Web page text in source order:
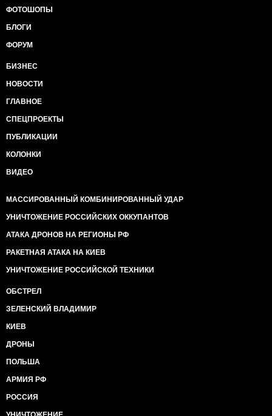
ФОТОШОПЫ
БЛОГИ
ФОРУМ
БИЗНЕС
НОВОСТИ
ГЛАВНОЕ
СПЕЦПРОЕКТЫ
ПУБЛИКАЦИИ
КОЛОНКИ
ВИДЕО
МАССИРОВАННЫЙ КОМБИНИРОВАННЫЙ УДАР
УНИЧТОЖЕНИЕ РОССИЙСКИХ ОККУПАНТОВ
АТАКА ДРОНОВ НА РЕГИОНЫ РФ
РАКЕТНАЯ АТАКА НА КИЕВ
УНИЧТОЖЕНИЕ РОССИЙСКОЙ ТЕХНИКИ
ОБСТРЕЛ
ЗЕЛЕНСКИЙ ВЛАДИМИР
КИЕВ
ДРОНЫ
ПОЛЬША
АРМИЯ РФ
РОССИЯ